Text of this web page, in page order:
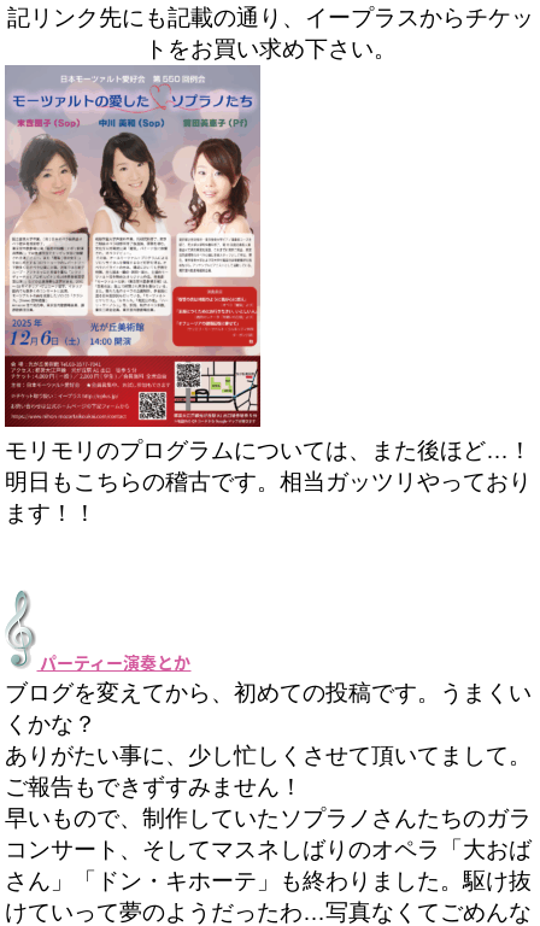
記リンク先にも記載の通り、イープラスからチケッ
トをお買い求め下さい。
モリモリのプログラムについては、また後ほど…！
明日もこちらの稽古です。相当ガッツリやっており
ます！！
パーティー演奏とか
ブログを変えてから、初めての投稿です。うまくい
くかな？
ありがたい事に、少し忙しくさせて頂いてまして。
ご報告もできずすみません！
早いもので、制作していたソプラノさんたちのガラ
コンサート、そしてマスネしばりのオペラ「大おば
さん」「ドン・キホーテ」も終わりました。駆け抜
けていって夢のようだったわ…写真なくてごめんな